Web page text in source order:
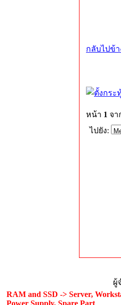
กลับไปข้
หน้า 1 จ
ไปยัง:
ผู้
RAM and SSD -> Server,
Power Supply, Spare Part